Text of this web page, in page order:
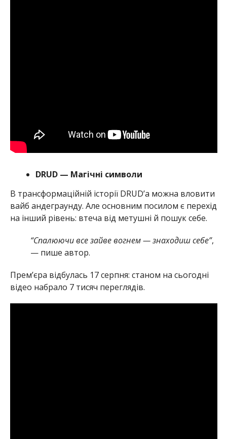
DRUD — Магічні символи
В трансформаційній історії DRUD’а можна вловити
вайб андеграунду. Але основним посилом є перехід
на інший рівень: втеча від метушні й пошук себе.
“Спалюючи все зайве вогнем — знаходиш себе”,
— пише автор.
Прем’єра відбулась 17 серпня: станом на сьогодні
відео набрало 7 тисяч переглядів.